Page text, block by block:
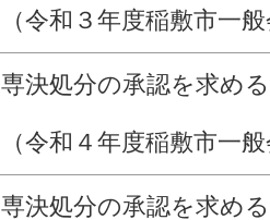
（令和３年度稲敷市一
専決処分の承認を求め
（令和４年度稲敷市一
専決処分の承認を求め